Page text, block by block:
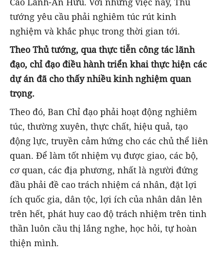
tướng yêu cầu phải nghiêm túc rút kinh
nghiệm và khắc phục trong thời gian tới.
Theo Thủ tướng, qua thực tiễn công tác lãnh
đạo, chỉ đạo điều hành triển khai thực hiện các
dự án đã cho thấy nhiều kinh nghiệm quan
trọng.
Theo đó, Ban Chỉ đạo phải hoạt động nghiêm
túc, thường xuyên, thực chất, hiệu quả, tạo
động lực, truyền cảm hứng cho các chủ thể liên
quan. Để làm tốt nhiệm vụ được giao, các bộ,
cơ quan, các địa phương, nhất là người đứng
đầu phải đề cao trách nhiệm cá nhân, đặt lợi
ích quốc gia, dân tộc, lợi ích của nhân dân lên
trên hết, phát huy cao độ trách nhiệm trên tinh
thần luôn cầu thị lắng nghe, học hỏi, tự hoàn
thiện mình.